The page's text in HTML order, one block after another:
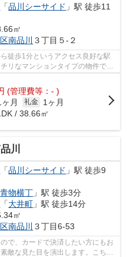
「品川シーサイド 」駅 徒歩11
㎡
南品川 ３丁目５-２
徒歩1分というアクセス良好な駅
リなマンションタイプの物件で
(管理費等：- )
ヶ月 礼金
1ヶ月
/ 38.66㎡
川
「品川シーサイド 」駅 徒歩9
青物横丁 」駅 徒歩3分
「大井町 」駅 徒歩14分
㎡
南品川 ３丁目6-53
で、カードで決済したい方にもお
敵な見た目を演出します。こちら